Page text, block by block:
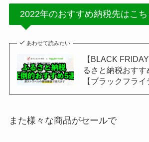
2022年のおすすめ納税先はこち
あわせて読みたい
【BLACK
るさと納税おす
【ブラックフライ
また様々な商品がセールで